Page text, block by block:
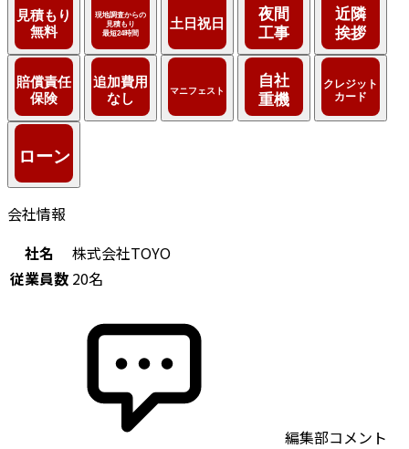
会社情報
社名
株式会社TOYO
従業員数 20名
編集部コメント